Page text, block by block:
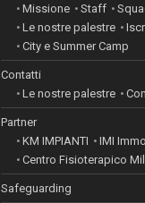
Missione
Staff
Le nostre palestre
City e Summer Camp
Contatti
Le nostre palestre
Partner
KM IMPIANTI
IMI
Centro Fisioterapico
Safeguarding